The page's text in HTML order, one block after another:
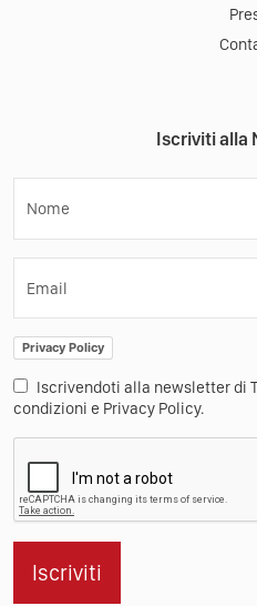
Nome
Email
Iscrivendoti alla newsletter di
condizioni e Privacy Policy.
Iscriviti